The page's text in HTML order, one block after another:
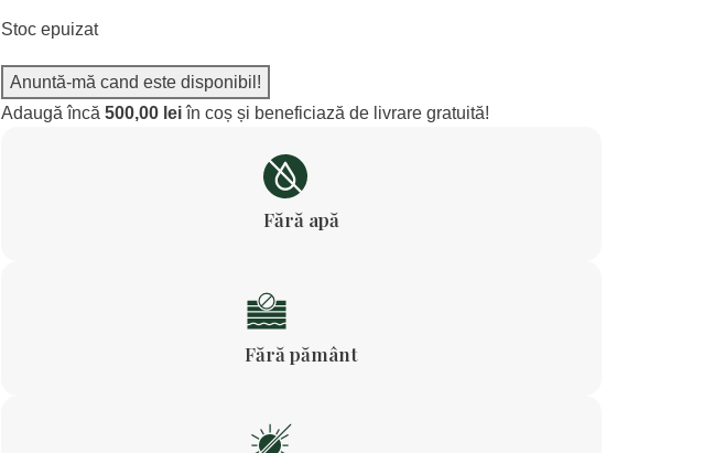
Stoc epuizat
Adaugă încă 500,00 leiîn coș și beneficiază de livrare gratuită!
Fără apă
Fără pământ